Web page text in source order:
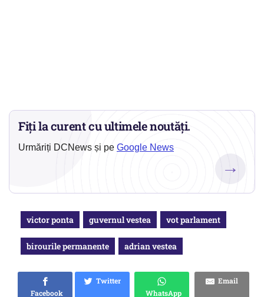
Fiți la curent cu ultimele noutăți.
Urmăriți DCNews și pe Google News
→
victor ponta guvernul vestea vot parlament
birourile permanente adrian vestea
Facebook
Twitter
WhatsApp
Email